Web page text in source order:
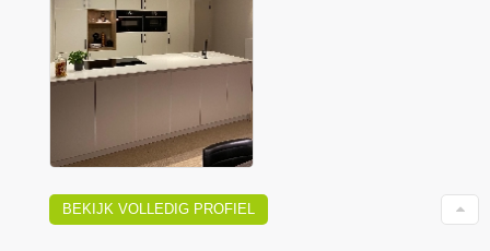
BEKIJK VOLLEDIG PROFIEL